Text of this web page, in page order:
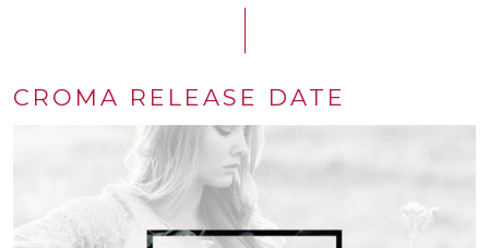
CROMA RELEASE DATE